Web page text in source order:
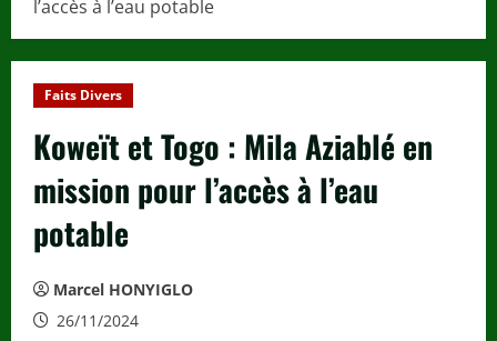
l’accès à l’eau potable
Faits Divers
Koweït et Togo : Mila Aziablé en
mission pour l’accès à l’eau
potable
Marcel HONYIGLO
26/11/2024